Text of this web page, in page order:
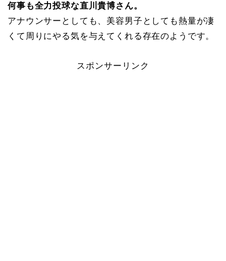
何事も全力投球な直川貴博さん。
アナウンサーとしても、美容男子としても熱量が凄
くて周りにやる気を与えてくれる存在のようです。
スポンサーリンク